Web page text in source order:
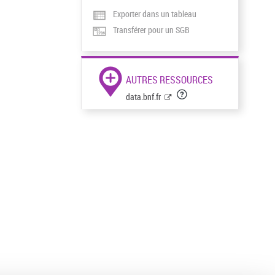
Exporter dans un tableau
Transférer pour un SGB
AUTRES RESSOURCES
data.bnf.fr